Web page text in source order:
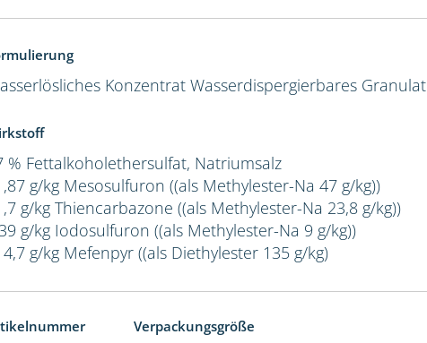
Konzentrat Wasserdispergierbares Granulat
% Fettalkoholethersulfat, Natriumsalz
g/kg Mesosulfuron ((als Methylester-Na 47 g/kg))
g/kg Thiencarbazone ((als Methylester-Na 23,8 g/kg))
g/kg Iodosulfuron ((als Methylester-Na 9 g/kg))
g/kg Mefenpyr ((als Diethylester 135 g/kg)
Verpackungsgröße